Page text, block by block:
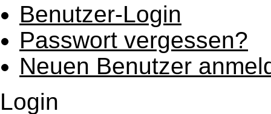
Benutzer-Login
Passwort vergessen?
Neuen Benutzer
Login